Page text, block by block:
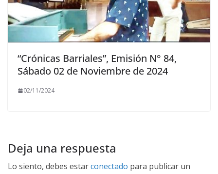
“Crónicas Barriales”, Emisión N° 84,
Sábado 02 de Noviembre de 2024
02/11/2024
Deja una respuesta
Lo siento, debes estarconectado para publicar un